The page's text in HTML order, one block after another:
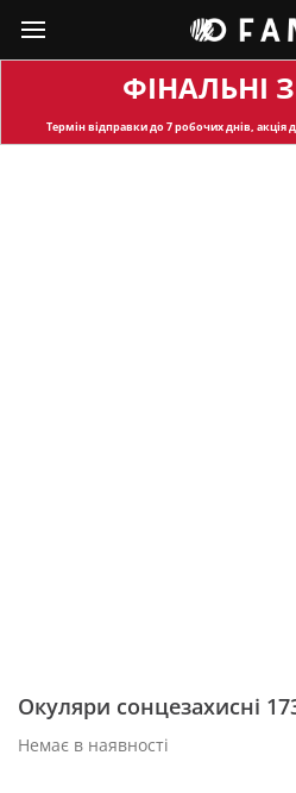
ФІНАЛЬНІ
Термін відправкидо 7 робочих днів, акція
Окуляри сонцезахисні
Немає в наявності